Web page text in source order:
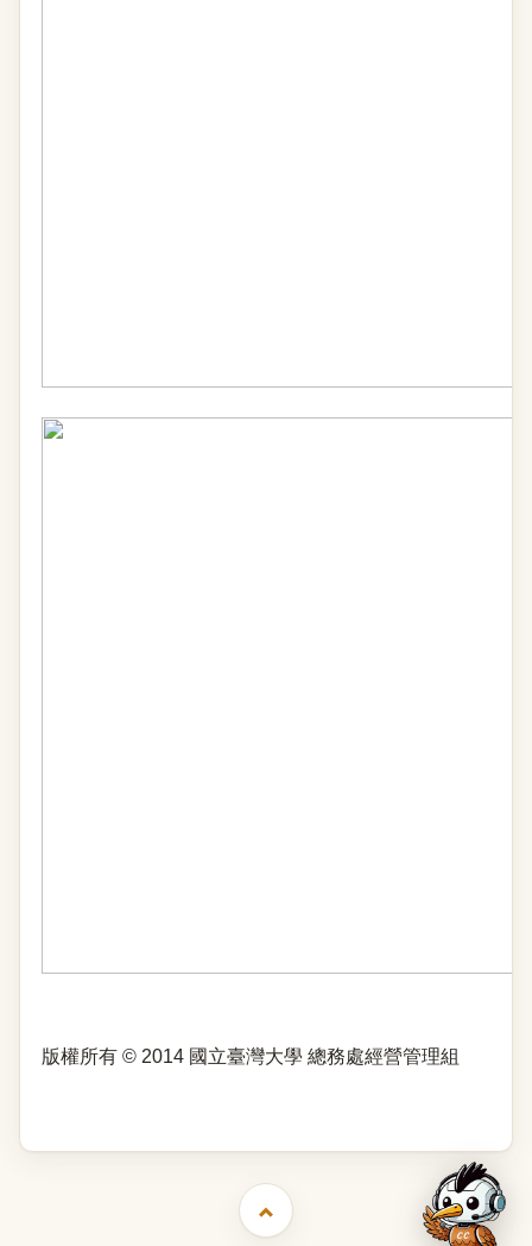
版權所有 © 2014 國立臺灣大學 總務處經營管理組